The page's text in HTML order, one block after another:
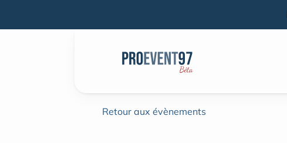
Retour aux évènements